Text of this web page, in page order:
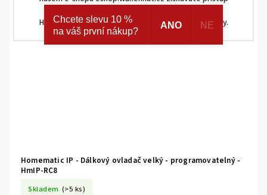
HOMEMATIC IP. Navíc registrací získáváte různé slevy.
Homematic IP - Dálkový ovladač velký - programovatelný -
HmIP-RC8
Skladem (>5 ks)
Chcete slevu 10 %
na váš první nákup?
ANO NE